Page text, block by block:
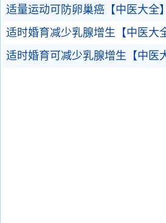
适量运动可防卵巢癌【中医大全】
适时婚育减少乳腺增生【中医大
适时婚育可减少乳腺增生【中医